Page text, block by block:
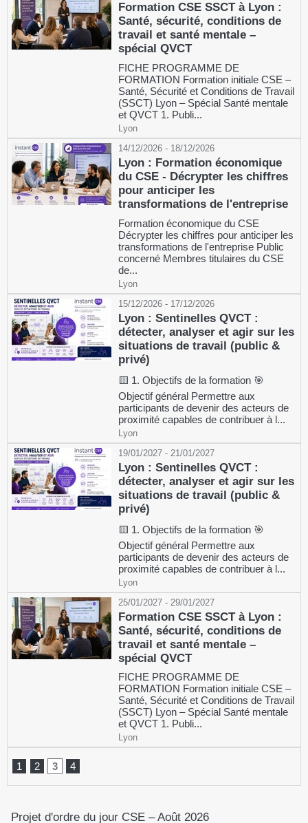
Formation CSE SSCT à Lyon :
Santé, sécurité, conditions de
travail et santé mentale –
spécial QVCT
FICHE PROGRAMME DE
FORMATION Formation initiale CSE –
Santé, Sécurité et Conditions de Travail
(SSCT) Lyon – Spécial Santé mentale
et QVCT 1. Publi...
Lyon
14/12/2026 - 18/12/2026
Lyon : Formation économique
du CSE - Décrypter les chiffres
pour anticiper les
transformations de l'entreprise
Formation économique du CSE
Décrypter les chiffres pour anticiper les
transformations de l'entreprise Public
concerné Membres titulaires du CSE
de...
Lyon
15/12/2026 - 17/12/2026
Lyon : Sentinelles QVCT :
détecter, analyser et agir sur les
situations de travail (public &
privé)
🟨 1. Objectifs de la formation 🎯
Objectif général Permettre aux
participants de devenir des acteurs de
proximité capables de contribuer à l...
Lyon
19/01/2027 - 21/01/2027
Lyon : Sentinelles QVCT :
détecter, analyser et agir sur les
situations de travail (public &
privé)
🟨 1. Objectifs de la formation 🎯
Objectif général Permettre aux
participants de devenir des acteurs de
proximité capables de contribuer à l...
Lyon
25/01/2027 - 29/01/2027
Formation CSE SSCT à Lyon :
Santé, sécurité, conditions de
travail et santé mentale –
spécial QVCT
FICHE PROGRAMME DE
FORMATION Formation initiale CSE –
Santé, Sécurité et Conditions de Travail
(SSCT) Lyon – Spécial Santé mentale
et QVCT 1. Publi...
Lyon
1 2 3 4
Projet d'ordre du jour CSE – Août 2026